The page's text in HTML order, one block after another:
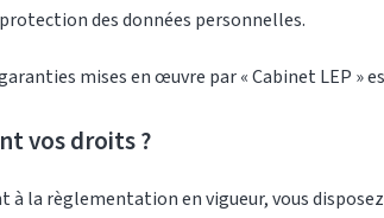
des données personnelles.
mises en œuvre par « Cabinet LEP »
vos droits ?
à la règlementation en vigueur, vous